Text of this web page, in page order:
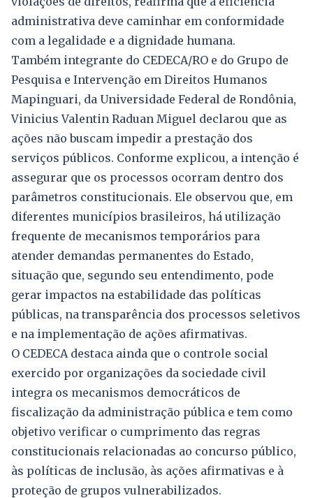
administrativa deve caminhar em conformidade
com a legalidade e a dignidade humana.
Também integrante do CEDECA/RO e do Grupo de
Pesquisa e Intervenção em Direitos Humanos
Mapinguari, da Universidade Federal de Rondônia,
Vinicius Valentin Raduan Miguel declarou que as
ações não buscam impedir a prestação dos
serviços públicos. Conforme explicou, a intenção é
assegurar que os processos ocorram dentro dos
parâmetros constitucionais. Ele observou que, em
diferentes municípios brasileiros, há utilização
frequente de mecanismos temporários para
atender demandas permanentes do Estado,
situação que, segundo seu entendimento, pode
gerar impactos na estabilidade das políticas
públicas, na transparência dos processos seletivos
e na implementação de ações afirmativas.
O CEDECA destaca ainda que o controle social
exercido por organizações da sociedade civil
integra os mecanismos democráticos de
fiscalização da administração pública e tem como
objetivo verificar o cumprimento das regras
constitucionais relacionadas ao concurso público,
às políticas de inclusão, às ações afirmativas e à
proteção de grupos vulnerabilizados.